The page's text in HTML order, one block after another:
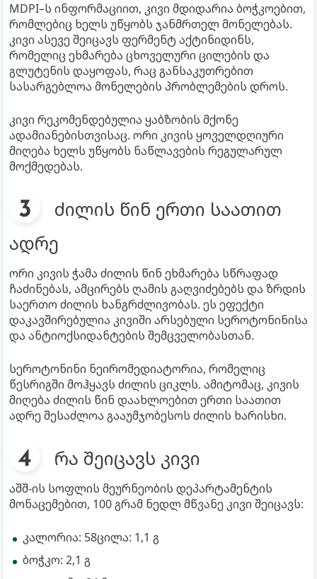
MDPI–ს ინფორმაციით, კივი მდიდარია ბოჭკოებით,
რომლებიც ხელს უწყობს ჯანმრთელ მონელებას.
კივი ასევე შეიცავს ფერმენტ აქტინიდინს,
რომელიც ეხმარება ცხოველური ცილების და
გლუტენის დაყოფას, რაც განსაკუთრებით
სასარგებლოა მონელების პრობლემების დროს.
კივი რეკომენდებულია ყაბზობის მქონე
ადამიანებისთვისაც. ორი კივის ყოველდღიური
მიღება ხელს უწყობს ნაწლავების რეგულარულ
მოქმედებას.
ძილის წინ ერთი საათით
ადრე
ორი კივის ჭამა ძილის წინ ეხმარება სწრაფად
ჩაძინებას, ამცირებს ღამის გაღვიძებებს და ზრდის
საერთო ძილის ხანგრძლივობას. ეს ეფექტი
დაკავშირებულია კივიში არსებული სეროტონინისა
და ანტიოქსიდანტების შემცველობასთან.
სეროტონინი ნეირომედიატორია, რომელიც
წესრიგში მოჰყავს ძილის ციკლს. ამიტომაც, კივის
მიღება ძილის წინ დაახლოებით ერთი საათით
ადრე შესაძლოა გააუმჯობესოს ძილის ხარისხი.
რა შეიცავს კივი
აშშ-ის სოფლის მეურნეობის დეპარტამენტის
მონაცემებით, 100 გრამ ნედლ მწვანე კივი შეიცავს:
კალორია: 58ცილა: 1,1 გ
ბოჭკო: 2,1 გ